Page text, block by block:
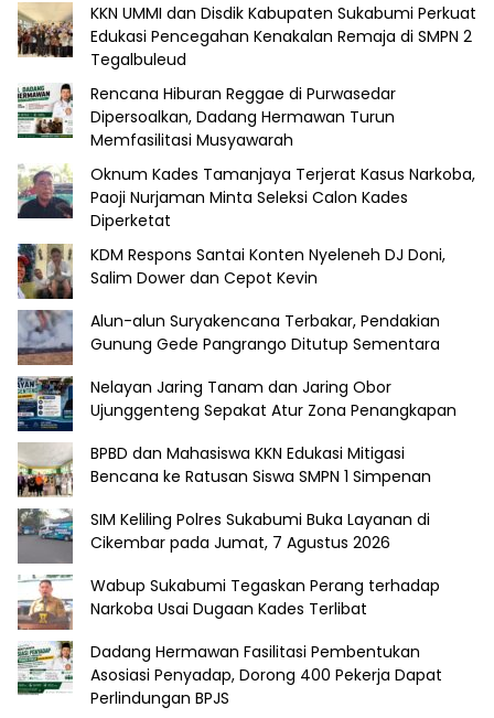
KKN UMMI dan Disdik Kabupaten Sukabumi Perkuat
Edukasi Pencegahan Kenakalan Remaja di SMPN 2
Tegalbuleud
Rencana Hiburan Reggae di Purwasedar
Dipersoalkan, Dadang Hermawan Turun
Memfasilitasi Musyawarah
Oknum Kades Tamanjaya Terjerat Kasus Narkoba,
Paoji Nurjaman Minta Seleksi Calon Kades
Diperketat
KDM Respons Santai Konten Nyeleneh DJ Doni,
Salim Dower dan Cepot Kevin
Alun-alun Suryakencana Terbakar, Pendakian
Gunung Gede Pangrango Ditutup Sementara
Nelayan Jaring Tanam dan Jaring Obor
Ujunggenteng Sepakat Atur Zona Penangkapan
BPBD dan Mahasiswa KKN Edukasi Mitigasi
Bencana ke Ratusan Siswa SMPN 1 Simpenan
SIM Keliling Polres Sukabumi Buka Layanan di
Cikembar pada Jumat, 7 Agustus 2026
Wabup Sukabumi Tegaskan Perang terhadap
Narkoba Usai Dugaan Kades Terlibat
Dadang Hermawan Fasilitasi Pembentukan
Asosiasi Penyadap, Dorong 400 Pekerja Dapat
Perlindungan BPJS